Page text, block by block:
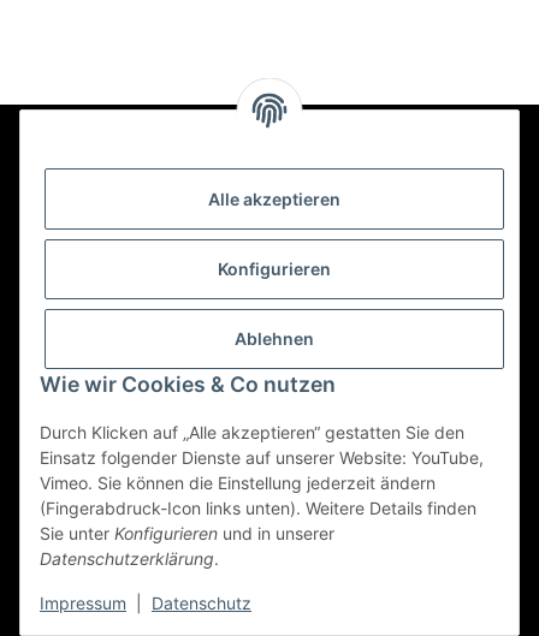
Alle akzeptieren
Konfigurieren
Ablehnen
Wie wir Cookies & Co nutzen
Durch Klicken auf „Alle akzeptieren“ gestatten Sie den
Einsatz folgender Dienste auf unserer Website: YouTube,
Vimeo. Sie können die Einstellung jederzeit ändern
(Fingerabdruck-Icon links unten). Weitere Details finden
Sie unter Konfigurieren und in unserer
Datenschutzerklärung.
Impressum Datenschutz
Newsletter Abonnieren
Bitte senden Sie mir entsprechend Ihrer
regelmäßig und jederzeit widerruflich
Informationen zu Ihrem Produktsortiment per E-Mail zu.
Newsletter Abonnieren
Gesetzliche Informationen